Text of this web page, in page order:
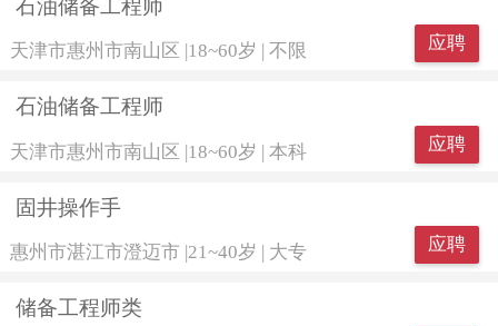
石油储备工程师
天津市惠州市南山区 18~60岁 不限 应聘
石油储备工程师
天津市惠州市南山区 |18~60岁 | 本科 应聘
固井操作手
惠州市湛江市澄迈市 |21~40岁 | 大专 应聘
储备工程师类